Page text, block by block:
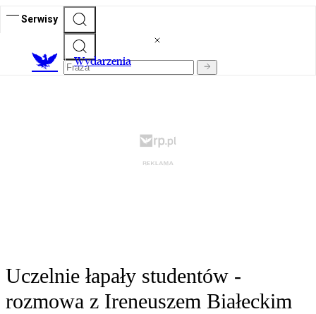
Serwisy
Wydarzenia
Uczelnie łapały studentów -
rozmowa z Ireneuszem Białeckim